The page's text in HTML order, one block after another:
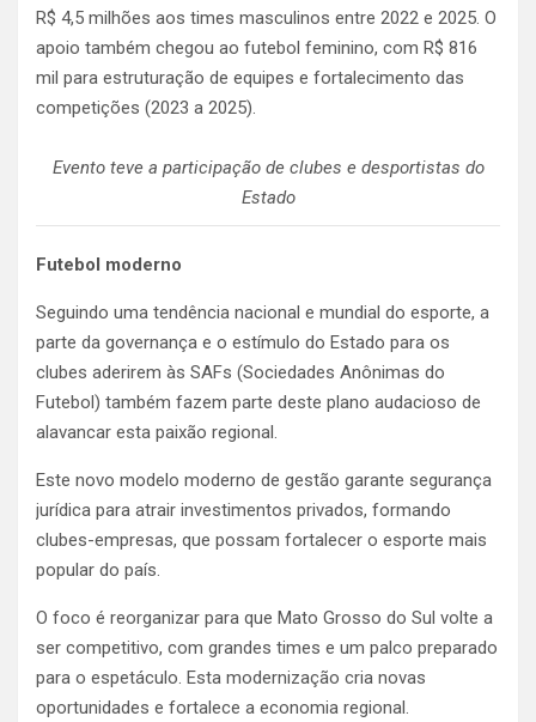
R$ 4,5 milhões aos times masculinos entre 2022 e 2025. O
apoio também chegou ao futebol feminino, com R$ 816
mil para estruturação de equipes e fortalecimento das
competições (2023 a 2025).
Evento teve a participação de clubes e desportistas do
Estado
Futebol moderno
Seguindo uma tendência nacional e mundial do esporte, a
parte da governança e o estímulo do Estado para os
clubes aderirem às SAFs (Sociedades Anônimas do
Futebol) também fazem parte deste plano audacioso de
alavancar esta paixão regional.
Este novo modelo moderno de gestão garante segurança
jurídica para atrair investimentos privados, formando
clubes-empresas, que possam fortalecer o esporte mais
popular do país.
O foco é reorganizar para que Mato Grosso do Sul volte a
ser competitivo, com grandes times e um palco preparado
para o espetáculo. Esta modernização cria novas
oportunidades e fortalece a economia regional.